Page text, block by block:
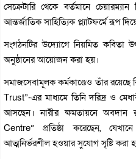
সেক্রেটারি থেকে বর্তমানে
আন্তর্জাতিক সাহিত্যিক প্ল্যাটফর্মে রূপ
সংগঠনটির উদ্যোগে নিয়মিত কবিতা
অনুষ্ঠানের আয়োজন করা হয়।
সমাজসেবামূলক কর্মকাণ্ডেও তাঁর
Trust”-এর মাধ্যমে তিনি দরিদ্র ও
আসছেন। নারীর ক্ষমতায়নে
Centre” প্রতিষ্ঠা করেছেন,
আত্মনির্ভরশীল হওয়ার সুযোগ সৃষ্টি করা